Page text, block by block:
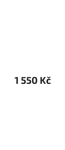
1 550 Kč